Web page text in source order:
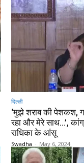
दिल्ली
‘मुझे शराब की पेशकश,
रहा और मेरे साथ…’,
राधिका के आंसू
Swadha - May 6, 2024